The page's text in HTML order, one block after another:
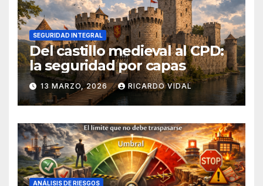
SEGURIDAD INTEGRAL
Del castillo medieval al CPD:
la seguridad por capas
13 MARZO, 2026 RICARDO VIDAL
ANÁLISIS DE RIESGOS